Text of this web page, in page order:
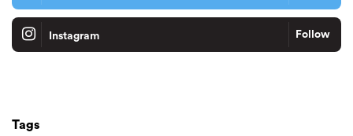
Instagram Follow
Tags